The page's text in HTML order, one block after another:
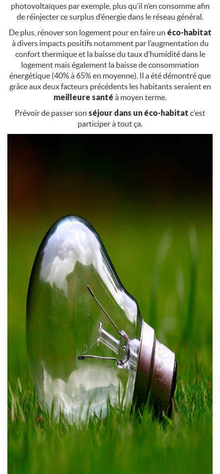
photovoltaïques par exemple, plus qu’il n’en consomme afin
de réinjecter ce surplus d’énergie dans le réseau général.
De plus, rénover son logement pour en faire un éco-habitat
à divers impacts positifs notamment par l’augmentation du
confort thermique et la baisse du taux d’humidité dans le
logement mais également la baisse de consommation
énergétique (40% à 65% en moyenne). Il a été démontré que
grâce aux deux facteurs précédents les habitants seraient en
meilleure santé à moyen terme.
Prévoir de passer son séjour dans un éco-habitat c'est
participer à tout ça.